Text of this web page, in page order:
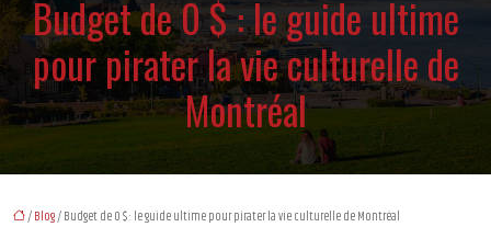
Budget de 0 $ : le guide ultime
pour pirater la vie culturelle de
Montréal
/Blog/ Budget de 0 $ : le guide ultime pour pirater la vie culturelle de Montréal